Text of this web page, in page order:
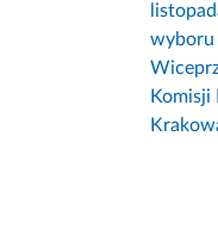
wyboru
Komisji